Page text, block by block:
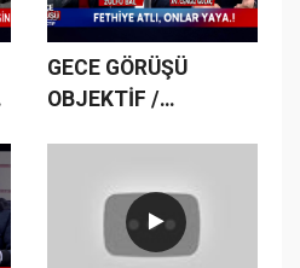
GECE GÖRÜŞÜ
OBJEKTİF /